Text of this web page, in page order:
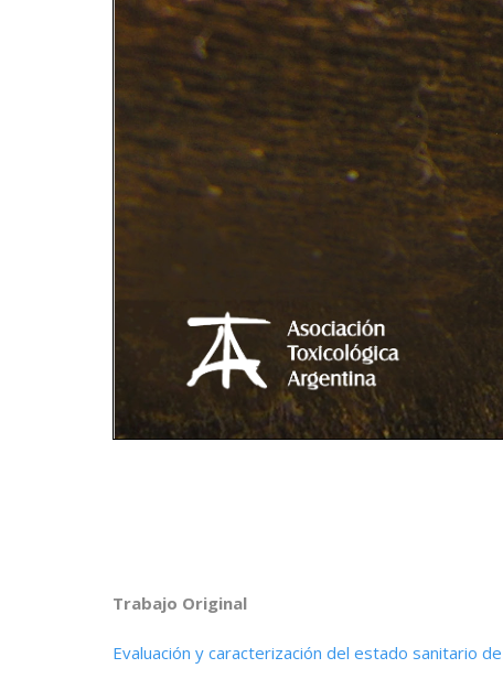
Trabajo Original
Evaluación y caracterización del estado sanitario